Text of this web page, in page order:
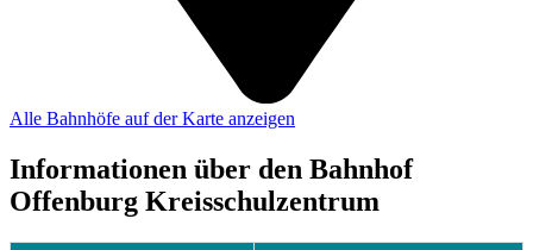
Alle Bahnhöfe auf der Karte anzeigen
Informationen über den Bahnhof
Offenburg Kreisschulzentrum